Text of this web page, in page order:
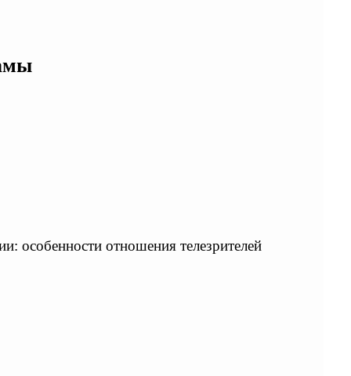
особенности отношения телезрителей